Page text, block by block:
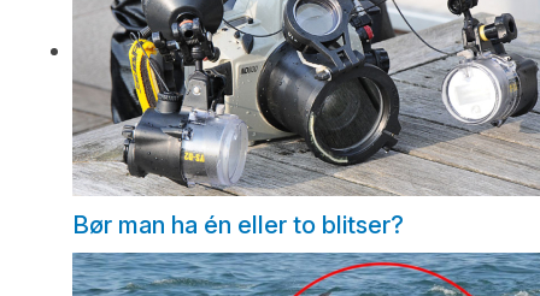
Bør man ha én eller to blitser?